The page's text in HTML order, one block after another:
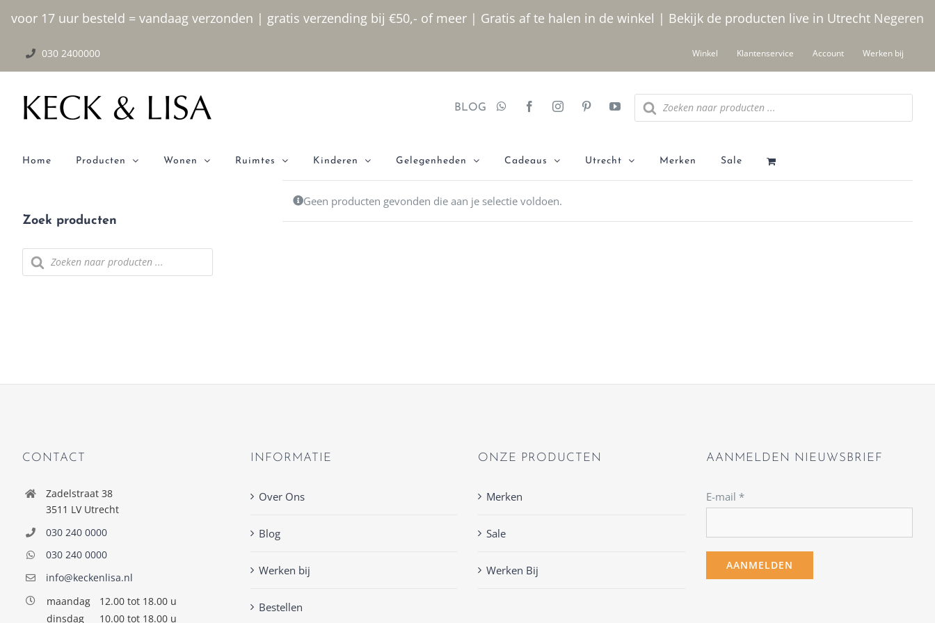
voor 17 uur besteld = vandaag verzonden | gratis verzending bij €50,- of meer | Gratis af te halen in de winkel | Bekijk de producten live in Utrecht Negeren
Ga naar inhoud
030 2400000 Winkel Klantenservice Account Werken bij
BLOG
Producten zoeken
Home Producten Wonen Ruimtes Kinderen Gelegenheden Cadeaus Utrecht Merken Sale
Geen producten gevonden die aan je selectie voldoen.
Zoek producten
Producten zoeken
CONTACT
Zadelstraat 38
3511 LV Utrecht
030 240 0000
030 240 0000
info@keckenlisa.nl
maandag
12.00 tot 18.00 u
dinsdag
10.00 tot 18.00 u
INFORMATIE
Over Ons
Blog
Werken bij
Bestellen
ONZE PRODUCTEN
Merken
Sale
Werken Bij
AANMELDEN NIEUWSBRIEF
E-mail *